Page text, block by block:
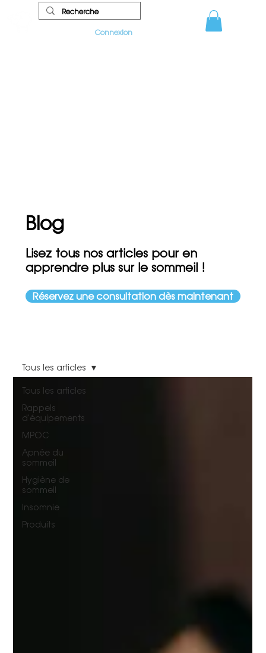
Connexion
Lisez tous nos articles pour en
apprendre plus sur le sommeil !
Blog
Réservez une consultation dès maintenant
Tous les articles
Rappels
d'équipements
MPOC
Apnée du
sommeil
Hygiène de
sommeil
Insomnie
Produits
Tous les articles